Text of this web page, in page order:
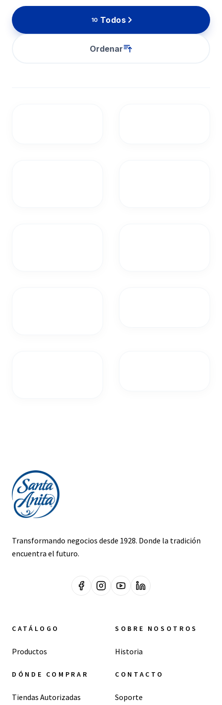
10 Todos
Ordenar
Transformando negocios desde 1928. Donde la tradición
encuentra el futuro.
CATÁLOGO
Productos
SOBRE NOSOTROS
Historia
DÓNDE COMPRAR
Tiendas Autorizadas
CONTACTO
Soporte